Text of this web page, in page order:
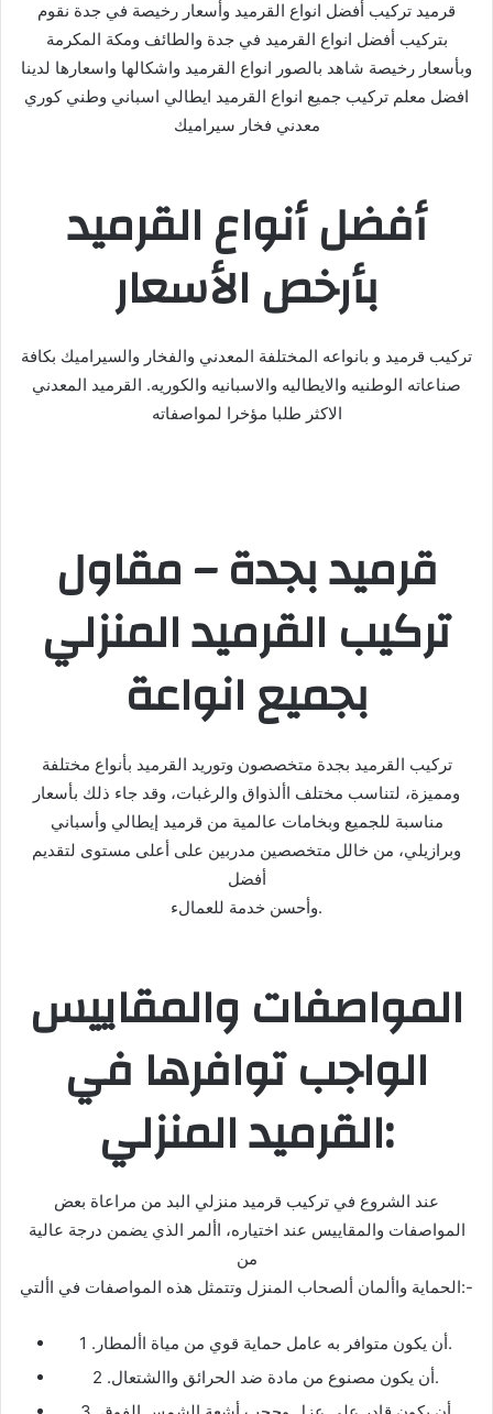
قرميد تركيب أفضل انواع القرميد وأسعار رخيصة في جدة نقوم
بتركيب أفضل انواع القرميد في جدة والطائف ومكة المكرمة
وبأسعار رخيصة شاهد بالصور انواع القرميد واشكالها واسعارها لدينا
افضل معلم تركيب جميع انواع القرميد ايطالي اسباني وطني كوري
معدني فخار سيراميك
أفضل أنواع القرميد
بأرخص الأسعار
تركيب قرميد و بانواعه المختلفة المعدني والفخار والسيراميك بكافة
صناعاته الوطنيه والايطاليه والاسبانيه والكوريه. القرميد المعدني
الاكثر طلبا مؤخرا لمواصفاته
قرميد بجدة – مقاول
تركيب القرميد المنزلي
بجميع انواعة
تركيب القرميد بجدة متخصصون وتوريد القرميد بأنواع مختلفة
ومميزة، لتناسب مختلف األذواق والرغبات، وقد جاء ذلك بأسعار
مناسبة للجميع وبخامات عالمية من قرميد إيطالي وأسباني
وبرازيلي، من خالل متخصصين مدربين على أعلى مستوى لتقديم
أفضل
وأحسن خدمة للعمالء.
المواصفات والمقاييس
الواجب توافرها في
القرميد المنزلي:
عند الشروع في تركيب قرميد منزلي البد من مراعاة بعض
المواصفات والمقاييس عند اختياره، األمر الذي يضمن درجة عالية
من
الحماية واألمان ألصحاب المنزل وتتمثل هذه المواصفات في األتي:-
1 .أن يكون متوافر به عامل حماية قوي من مياة األمطار.
2 .أن يكون مصنوع من مادة ضد الحرائق واالشتعال.